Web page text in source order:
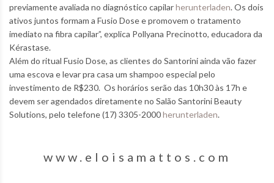
previamente avaliada no diagnóstico capilarherunterladen. Os dois
ativos juntos formam a Fusio Dose e promovem o tratamento
imediato na fibra capilar”, explica Pollyana Precinotto, educadora da
Kérastase.
Além do ritual Fusio Dose, as clientes do Santorini ainda vão fazer
uma escova e levar pra casa um shampoo especial pelo
investimento de R$230. Os horários serão das 10h30 às 17h e
devem ser agendados diretamente no Salão Santorini Beauty
Solutions, pelo telefone (17) 3305-2000herunterladen.
www.eloisamattos.com